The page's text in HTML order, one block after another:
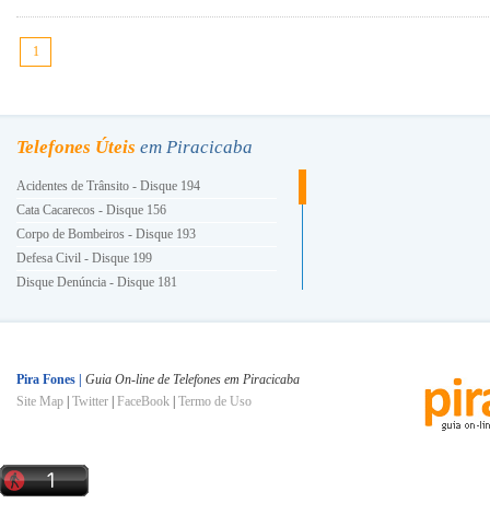
1
Telefones Úteis em Piracicaba
Acidentes de Trânsito - Disque 194
Cata Cacarecos - Disque 156
Corpo de Bombeiros - Disque 193
Defesa Civil - Disque 199
Disque Denúncia - Disque 181
INSS - Disque 0800 780191
Ligue Luz - Disque 0800 101010
Prefeitura e Você - Disque 156
Procon - Disque 151
Pira Fones | Guia On-line de Telefones em Piracicaba
Site Map Twitter FaceBook Termo de Uso